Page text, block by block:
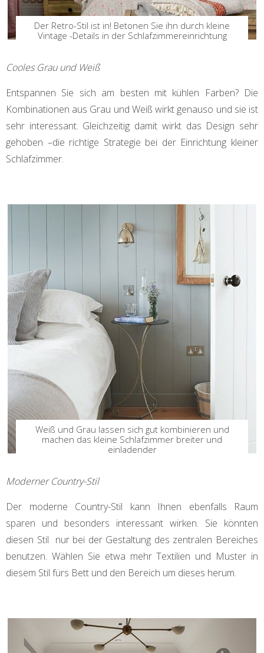
Der Retro-Stil ist in! Betonen Sie ihn durch kleine
Vintage -Details in der Schlafzimmereinrichtung
Cooles Grau und Weiß
Entspannen Sie sich am besten mit kühlen Farben? Die
Kombinationen aus Grau und Weiß wirkt genauso und sie ist
sehr interessant. Gleichzeitig damit wirkt das Design sehr
gehoben –die richtige Strategie bei der Einrichtung kleiner
Schlafzimmer.
Weiß und Grau lassen sich gut kombinieren und
machen das kleine Schlafzimmer breiter und
einladender
Moderner Country-Stil
Der moderne Country-Stil kann Ihnen ebenfalls Raum
sparen und besonders interessant wirken. Sie könnten
diesen Stil nur bei der Gestaltung des zentralen Bereiches
benutzen. Wählen Sie etwa mehr Textilien und Muster in
diesem Stil fürs Bett und den Bereich um dieses herum.